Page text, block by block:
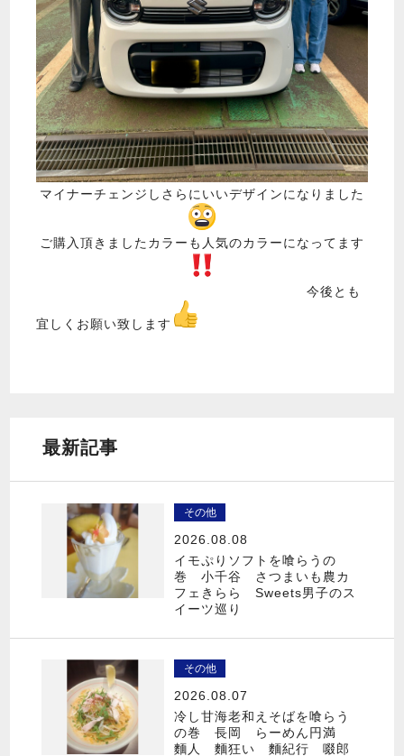
マイナーチェンジしさらにいいデザインになりました
ご購入頂きましたカラーも人気のカラーになってます
今後とも
宜しくお願い致します
最新記事
その他
2026.08.08
イモぷりソフトを喰らうの
巻 小千谷 さつまいも農カ
フェきらら Sweets男子のス
イーツ巡り
その他
2026.08.07
冷し甘海老和えそばを喰らう
の巻 長岡 らーめん円満
麵人 麵狂い 麵紀行 啜郎